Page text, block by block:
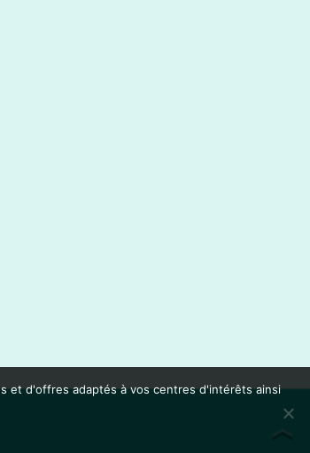
et d'offres adaptés à vos centres d'intérêts ainsi